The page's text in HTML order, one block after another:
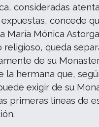
consideradas
concede
María Mónica
religioso, queda
de su
la hermana que,
exigir de su
primeras líneas de